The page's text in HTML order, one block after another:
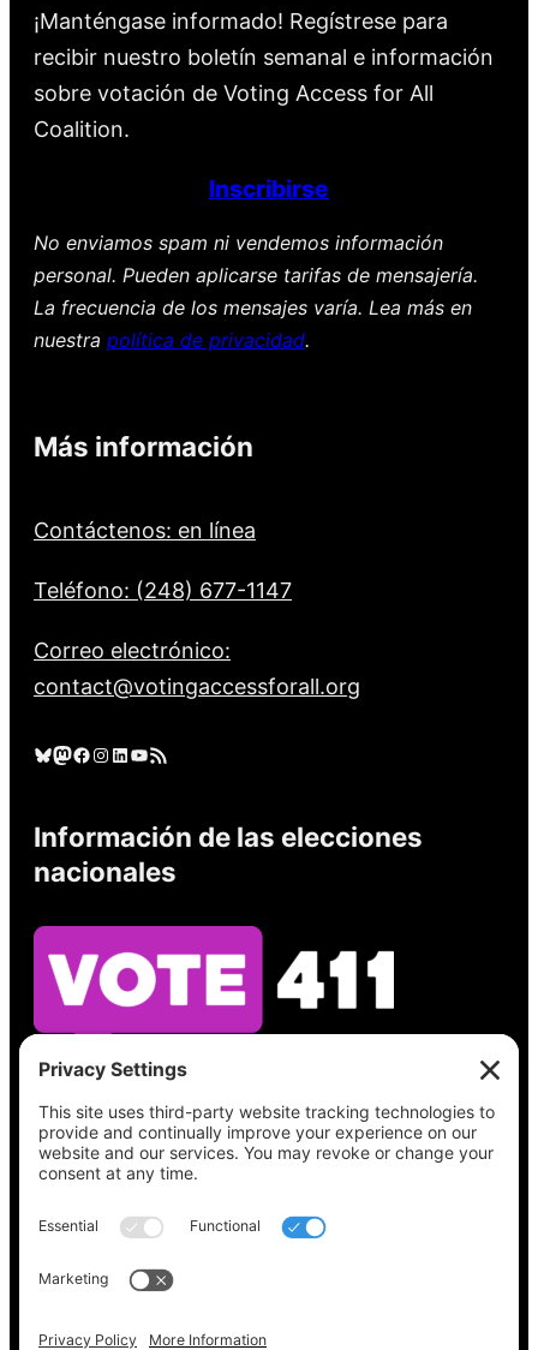
¡Manténgase informado! Regístrese para
recibir nuestro boletín semanal e información
sobre votación de Voting Access for All
Coalition.
Inscribirse
No enviamos spam ni vendemos información
personal. Pueden aplicarse tarifas de mensajería.
La frecuencia de los mensajes varía. Lea más en
nuestra política de privacidad.
Más información
Contáctenos: en línea
Teléfono: (248) 677-1147
Correo electrónico:
contact@votingaccessforall.org
Cielo azul Mastodonte Facebook Instagram LinkedIn YouTube Feed RSS
Información de las elecciones
nacionales
Vea lo que hay en su boleta, encuentre su
lugar de votación, verifique el estado de su
registro y obtenga toda la información
electoral que necesita enVote411.org.
Por favor no utilice: